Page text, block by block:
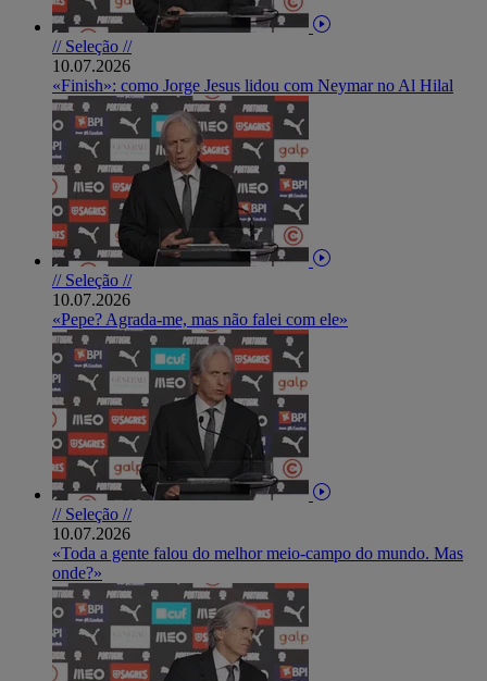
// Seleção //
10.07.2026
«Finish»: como Jorge Jesus lidou com Neymar no Al Hilal
// Seleção //
10.07.2026
«Pepe? Agrada-me, mas não falei com ele»
// Seleção //
10.07.2026
«Toda a gente falou do melhor meio-campo do mundo. Mas
onde?»